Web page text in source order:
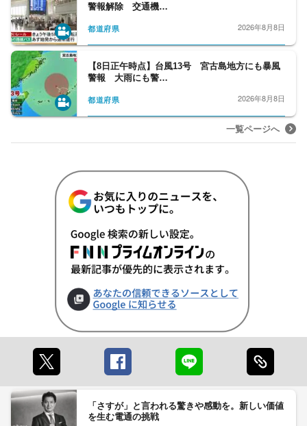
警報解除 交通機…
都道府県 2026年8月8日
【8日正午時点】台風13号 宮古島地方にも暴風
警報 大雨にも警…
都道府県 2026年8月8日
一覧ページへ
「さすが」と言われる驚きや感動を。新しい価値
を生む電通の挑戦